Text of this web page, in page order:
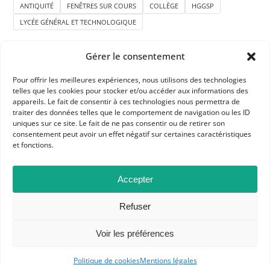
Gérer le consentement
Pour offrir les meilleures expériences, nous utilisons des technologies
telles que les cookies pour stocker et/ou accéder aux informations des
appareils. Le fait de consentir à ces technologies nous permettra de
traiter des données telles que le comportement de navigation ou les ID
uniques sur ce site. Le fait de ne pas consentir ou de retirer son
consentement peut avoir un effet négatif sur certaines caractéristiques
et fonctions.
Accepter
Refuser
Voir les préférences
Politique de cookiesMentions légales
ANTIQUITÉ FENÊTRES SUR COURS COLLÈGE
HGGSP
LYCÉE GÉNÉRAL ET TECHNOLOGIQUE
APHG
Association des professeurs d'histoire et géographie
+ 33 0(1) 42 33 62 37
BP 6541 – 75065 Paris Cedex 02